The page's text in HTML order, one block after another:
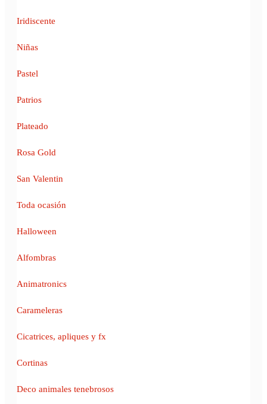
Iridiscente
Niñas
Pastel
Patrios
Plateado
Rosa Gold
San Valentin
Toda ocasión
Halloween
Alfombras
Animatronics
Carameleras
Cicatrices, apliques y fx
Cortinas
Deco animales tenebrosos